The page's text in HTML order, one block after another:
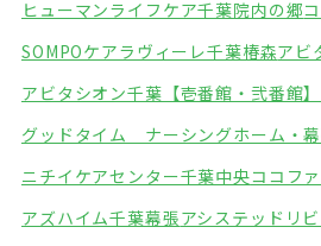
ヒューマンライフケア千葉院内の郷
SOMPOケアラヴィーレ千葉椿森アビ
アビタシオン千葉【壱番館・弐番館】
グッドタイム ナーシングホーム・
ニチイケアセンター千葉中央ココフ
アズハイム千葉幕張アシステッドリ